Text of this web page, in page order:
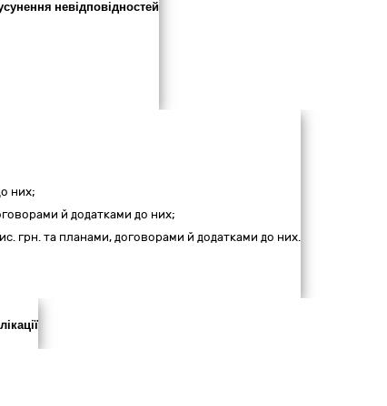
невідповідностей
них;
й додатками до них;
грн. та планами, договорами й додатками до них.